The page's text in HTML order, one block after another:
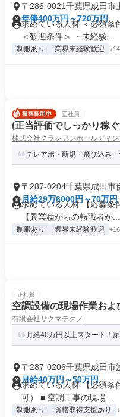
〒286-0021千葉県成田市
年俸400万円～720万円
求めている人材 ＜必須条
＜歓迎条件＞ ・未経験...
制服あり 業界未経験歓迎
正社員
(正当評価でしっかり稼
株式会社クラシアンホールディン
テレアポ・新規・飛び込み
〒287-0204千葉県成田市
月給29万6000円～70万円
求めている人材 【応募条
【異業種からの転職者が...
制服あり 業界未経験歓迎
正社員
空調設備の現場作業およ
有限会社サクマテクノ
月給40万円以上スタート！
〒287-0206千葉県成田市
月給40万円～50万円
求めている人材 【必須条
可） ■ 空調工事の現場...
制服あり 資格取得支援あり